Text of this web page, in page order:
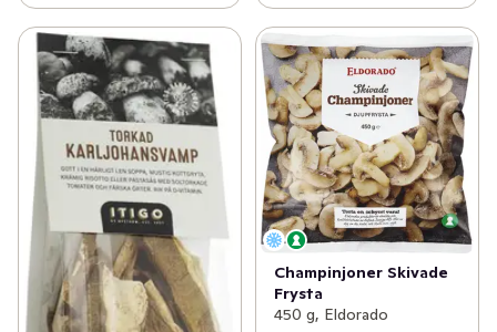
Champinjoner Skivade
Frysta
450 g, Eldorado